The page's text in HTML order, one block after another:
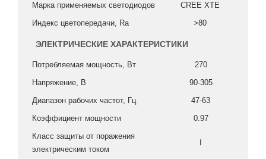
Марка применяемых светодиодов
CREE XTE
Индекс цветопередачи, Ra
>80
ЭЛЕКТРИЧЕСКИЕ ХАРАКТЕРИСТИКИ
Потребляемая мощность, Вт
270
Напряжение, В
90-305
Диапазон рабочих частот, Гц
47-63
Коэффициент мощности
0.97
Класс защиты от поражения
электрическим током